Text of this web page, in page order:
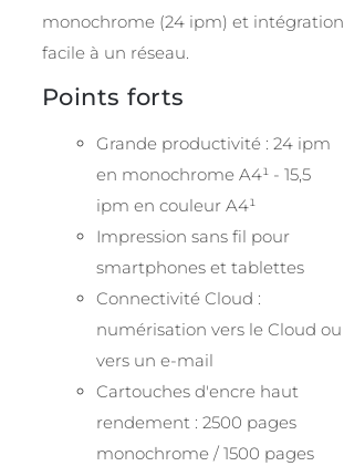
monochrome (24 ipm) et intégration
facile à un réseau.
Points forts
Grande productivité : 24 ipm
en monochrome A4¹ - 15,5
ipm en couleur A4¹
Impression sans fil pour
smartphones et tablettes
Connectivité Cloud :
numérisation vers le Cloud ou
vers un e-mail
Cartouches d'encre haut
rendement : 2500 pages
monochrome / 1500 pages